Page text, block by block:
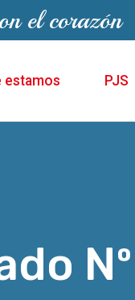
el corazón
estamos PJS